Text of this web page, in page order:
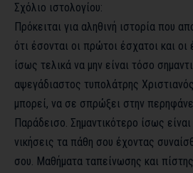
Σχόλιο ιστολογίου:
Πρόκειται για αληθινή ιστορία που
ότι έσονται οι πρώτοι έσχατοι και οι
ίσως τελικά να μην είναι τόσο
αψεγάδιαστος τυπολάτρης
μπορεί, να σε σπρώξει στην
Παράδεισο. Σημαντικότερο ίσως
νικήσεις τα πάθη σου έχοντας
σου. Μαθήματα ταπείνωσης και